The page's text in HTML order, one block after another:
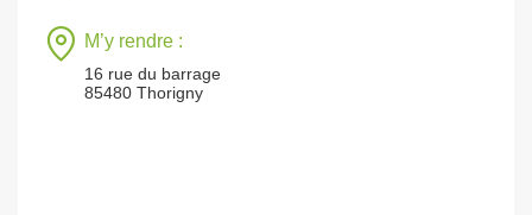
M’y rendre :
16 rue du barrage
85480 Thorigny